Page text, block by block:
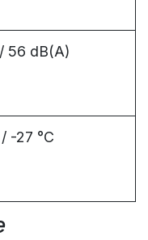
56 dB(A)
-27 °C